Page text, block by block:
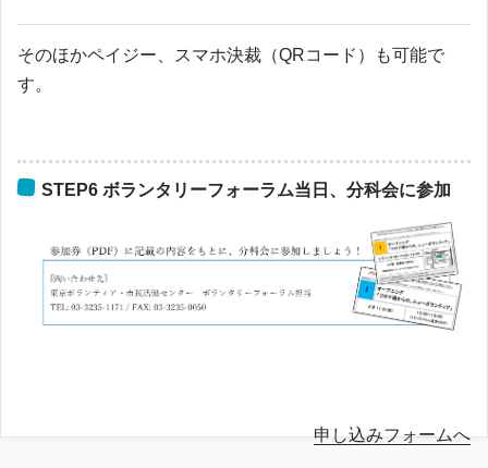
そのほかペイジー、スマホ決裁（QRコード）も可能で
す。
STEP6 ボランタリーフォーラム当日、分科会に参加
申し込みフォームへ